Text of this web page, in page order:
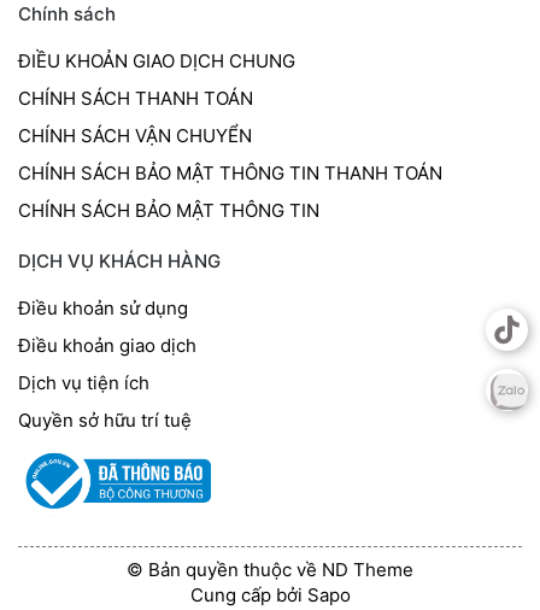
Chính sách
ĐIỀU KHOẢN GIAO DỊCH CHUNG
CHÍNH SÁCH THANH TOÁN
CHÍNH SÁCH VẬN CHUYỂN
CHÍNH SÁCH BẢO MẬT THÔNG TIN THANH TOÁN
CHÍNH SÁCH BẢO MẬT THÔNG TIN
DỊCH VỤ KHÁCH HÀNG
Điều khoản sử dụng
Điều khoản giao dịch
Dịch vụ tiện ích
Quyền sở hữu trí tuệ
© Bản quyền thuộc về ND Theme
Cung cấp bởi Sapo